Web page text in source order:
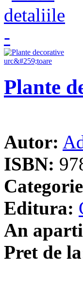
Plante
Autor:
ISBN:
Editura:
An
Pret de